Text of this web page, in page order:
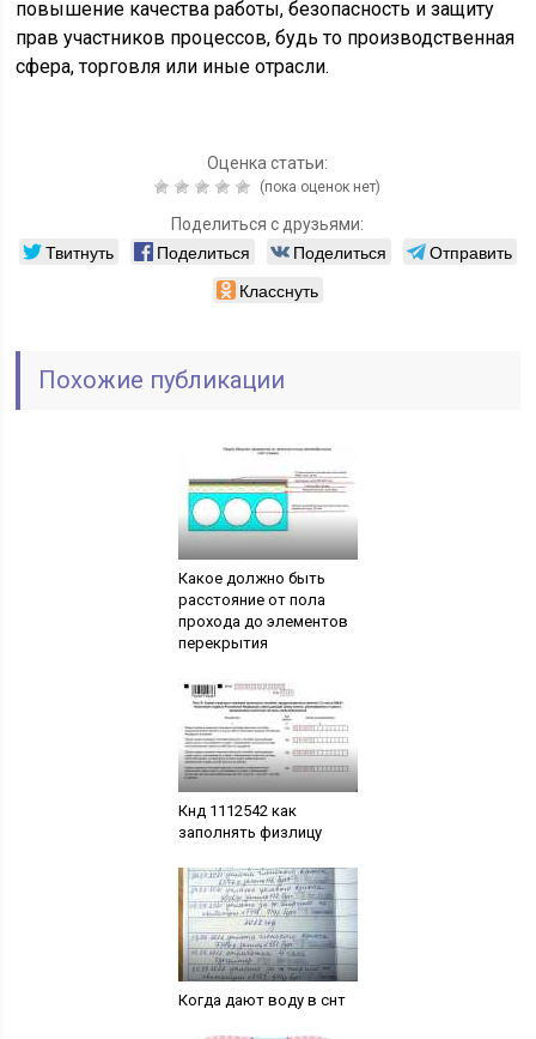
повышение качества работы, безопасность и защиту
прав участников процессов, будь то производственная
сфера, торговля или иные отрасли.
Оценка статьи:
(пока оценок нет)
Поделиться с друзьями:
Твитнуть Поделиться Поделиться
Отправить
Класснуть
Похожие публикации
Какое должно быть
расстояние от пола
прохода до элементов
перекрытия
Кнд 1112542 как
заполнять физлицу
Когда дают воду в снт